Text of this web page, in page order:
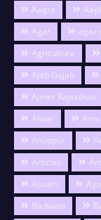
Aagra
Agar
agar
Agriculture
Ajab Gajab
Ajmer Rajasthan
Alwar
Anuppur
Articles
Assam
Badwani